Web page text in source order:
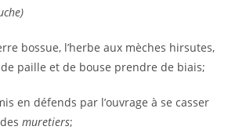
bossue, l’herbe aux mèches hirsutes,
paille et de bouse prendre de biais;
en défends par l’ouvrage à se casser
muretiers;